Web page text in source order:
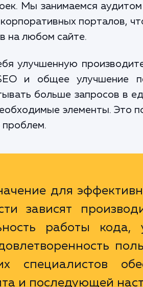
Мы занимаемся
порталов,
на любом сайте.
улучшенную
и общее улучшение
больше запросов в
элементы. Это
проблем.
для
зависят
работы кода,
и последующей